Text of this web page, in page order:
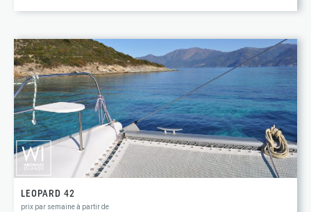
LEOPARD 42
prix par semaine à partir de